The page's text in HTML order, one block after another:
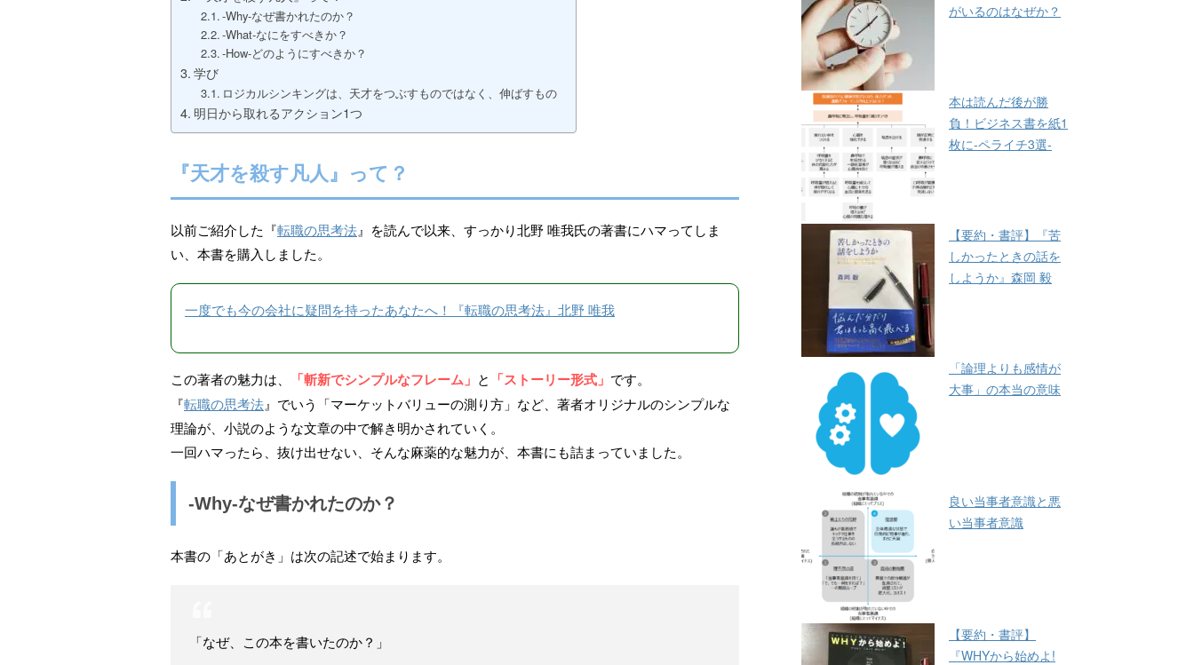
-Why-なぜ書かれたのか？
-What-なにをすべきか？
-How-どのようにすべきか？
学び
ロジカルシンキングは、天才をつぶすものではなく、伸ばすもの
明日から取れるアクション1つ
『天才を殺す凡人』って？
以前ご紹介した『転職の思考法』を読んで以来、すっかり北野 唯我氏の著書にハマってしま
い、本書を購入しました。
一度でも今の会社に疑問を持ったあなたへ！『転職の思考法』北野 唯我
この著者の魅力は、 「斬新でシンプルなフレーム」 と 「ストーリー形式」 です。
『転職の思考法』でいう「マーケットバリューの測り方」など、著者オリジナルのシンプルな
理論が、小説のような文章の中で解き明かされていく。
一回ハマったら、抜け出せない、そんな麻薬的な魅力が、本書にも詰まっていました。
-Why-なぜ書かれたのか？
本書の「あとがき」は次の記述で始まります。
「なぜ、この本を書いたのか？」
がいるのはなぜか？
本は読んだ後が勝
負！ビジネス書を紙1
枚に-ペライチ3選-
【要約・書評】『苦
しかったときの話を
しようか』森岡 毅
「論理よりも感情が
大事」の本当の意味
良い当事者意識と悪
い当事者意識
【要約・書評】
『WHYから始めよ!